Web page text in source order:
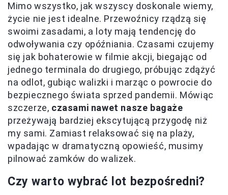
Mimo wszystko, jak wszyscy doskonale wiemy,
życie nie jest idealne. Przewoźnicy rządzą się
swoimi zasadami, a loty mają tendencję do
odwoływania czy opóźniania. Czasami czujemy
się jak bohaterowie w filmie akcji, biegając od
jednego terminala do drugiego, próbując zdążyć
na odlot, gubiąc walizki i marząc o powrocie do
bezpiecznego świata sprzed pandemii. Mówiąc
szczerze, czasami nawet nasze bagaże
przeżywają bardziej ekscytującą przygodę niż
my sami. Zamiast relaksować się na plaży,
wpadając w dramatyczną opowieść, musimy
pilnować zamków do walizek.
Czy warto wybrać lot bezpośredni?